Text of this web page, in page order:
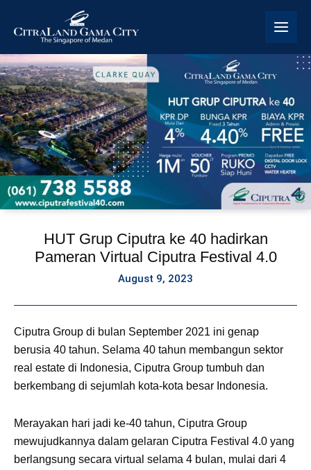
HUT Grup Ciputra ke 40 hadirkan
Pameran Virtual Ciputra Festival 4.0
August 9, 2023
Ciputra Group di bulan September 2021 ini genap
berusia 40 tahun. Selama 40 tahun membangun sektor
real estate di Indonesia, Ciputra Group tumbuh dan
berkembang di sejumlah kota-kota besar Indonesia.
Merayakan hari jadi ke-40 tahun, Ciputra Group
mewujudkannya dalam gelaran Ciputra Festival 4.0 yang
berlangsung secara virtual selama 4 bulan, mulai dari 4